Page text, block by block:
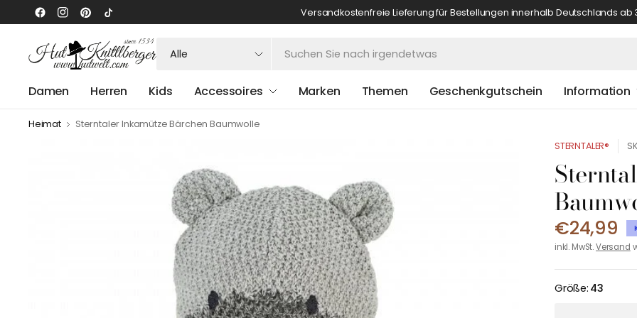
Versandkostenfreie Lieferung für Bestellungen innerhalb Deutschlands ab
Sie
irgendetwas
Damen Herren Kids Accessoires Marken Themen Geschenkgutschein Information
Heimat
Sterntaler Inkamütze Bärchen Baumwolle
STERNTALER®
€24,99
inkl. MwSt.Versand
Größe: 43